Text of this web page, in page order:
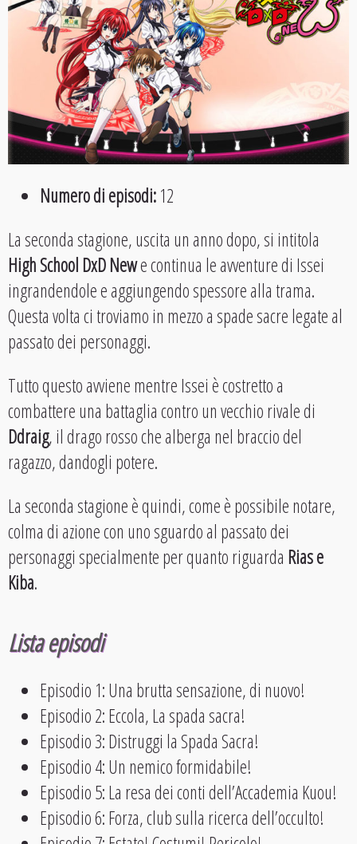
Numero di episodi:12
La seconda stagione, uscita un anno dopo, si intitola
High School DxD Newe continua le avventure di Issei
ingrandendole e aggiungendo spessore alla trama.
Questa volta ci troviamo in mezzo a spade sacre legate al
passato dei personaggi.
Tutto questo avviene mentre Issei è costretto a
combattere una battaglia contro un vecchio rivale di
Ddraig, il drago rosso che alberga nel braccio del
ragazzo, dandogli potere.
La seconda stagione è quindi, come è possibile notare,
colma di azione con uno sguardo al passato dei
personaggi specialmente per quanto riguarda Rias e
Kiba.
Lista episodi
Episodio 1: Una brutta sensazione, di nuovo!
Episodio 2: Eccola, La spada sacra!
Episodio 3: Distruggi la Spada Sacra!
Episodio 4: Un nemico formidabile!
Episodio 5: La resa dei conti dell’Accademia Kuou!
Episodio 6: Forza, club sulla ricerca dell’occulto!